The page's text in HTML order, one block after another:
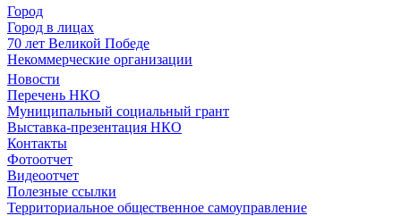
Город
Город в лицах
70 лет Великой Победе
Некоммерческие организации
Новости
Перечень НКО
Муниципальный социальный грант
Выставка-презентация НКО
Контакты
Фотоотчет
Видеоотчет
Полезные ссылки
Территориальное общественное самоуправление